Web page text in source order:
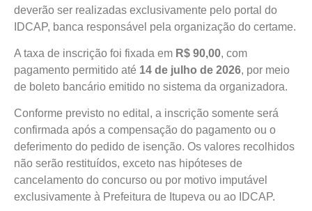
deverão ser realizadas exclusivamente pelo portal do
IDCAP, banca responsável pela organização do certame.
A taxa de inscrição foi fixada em R$ 90,00, com
pagamento permitido até 14 de julho de 2026, por meio
de boleto bancário emitido no sistema da organizadora.
Conforme previsto no edital, a inscrição somente será
confirmada após a compensação do pagamento ou o
deferimento do pedido de isenção. Os valores recolhidos
não serão restituídos, exceto nas hipóteses de
cancelamento do concurso ou por motivo imputável
exclusivamente à Prefeitura de Itupeva ou ao IDCAP.